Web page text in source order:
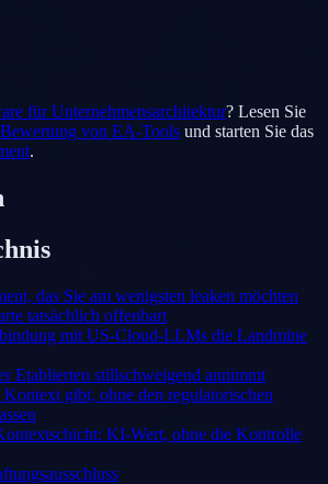
für Unternehmensarchitektur? Lesen Sie
von EA-Tools und starten Sie das
.
das Sie am wenigsten leaken möchten
tatsächlich offenbart
mit US-Cloud-LLMs die Landmine
Etablierten stillschweigend annimmt
gibt, ohne den regulatorischen
KI-Wert, ohne die Kontrolle